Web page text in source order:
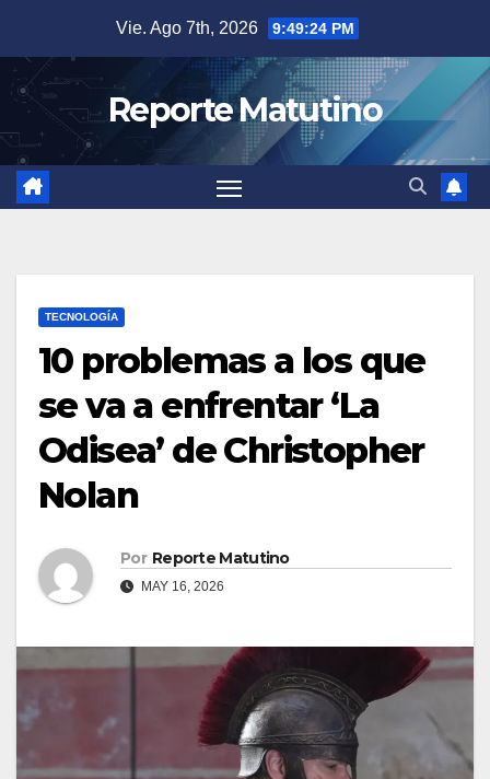
contenido
Vie. Ago 7th, 2026 9:49:25 PM
Reporte Matutino
TECNOLOGÍA
10 problemas a los que
se va a enfrentar ‘La
Odisea’ de Christopher
Nolan
Por Reporte Matutino
MAY 16, 2026